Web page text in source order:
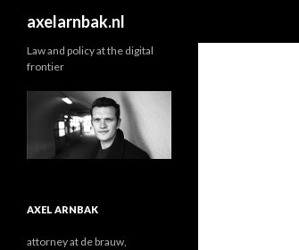
axelarnbak.nl
Law and policy at the digital
frontier
AXEL ARNBAK
attorney at de brauw,